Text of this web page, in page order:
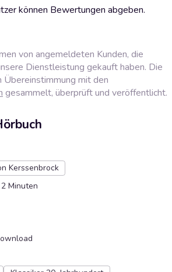
können Bewertungen abgeben.
von angemeldeten Kunden, die
Dienstleistung gekauft haben. Die
Übereinstimmung mit den
gesammelt, überprüft und veröffentlicht.
Kerssenbrock
Minuten